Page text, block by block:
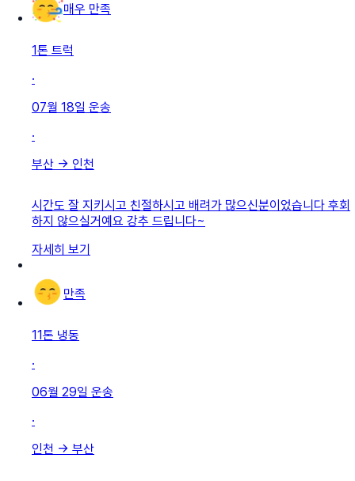
매우 만족
1톤 트럭
·
07월 18일 운송
·
부산 → 인천
시간도 잘 지키시고 친절하시고 배려가 많으신분이었습니다 후회
하지 않으실거예요 강추 드립니다~
자세히 보기
만족
11톤 냉동
·
06월 29일 운송
·
인천 → 부산